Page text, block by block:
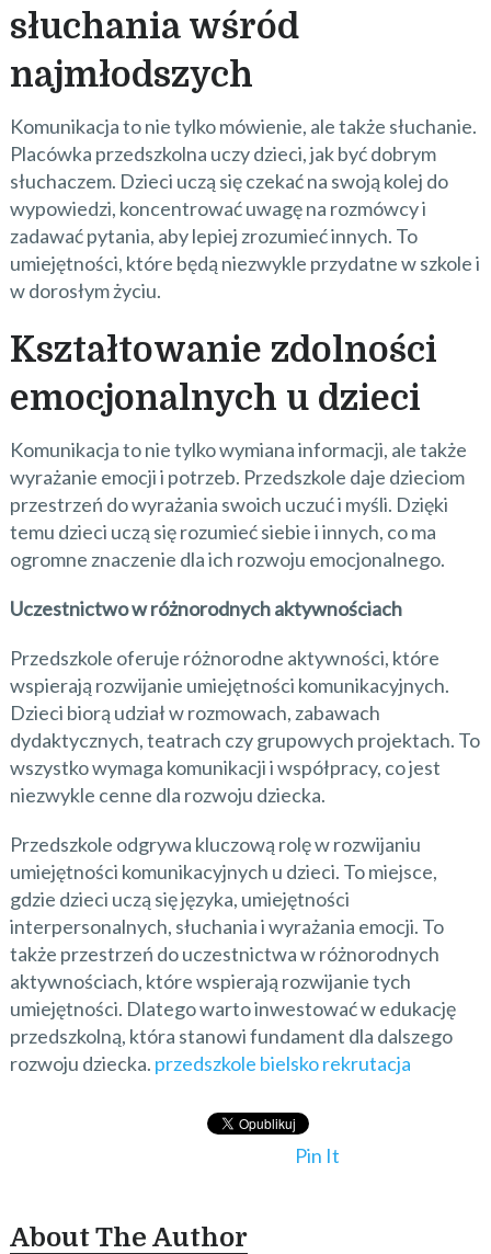
słuchania wśród
najmłodszych
Komunikacja to nie tylko mówienie, ale także słuchanie.
Placówka przedszkolna uczy dzieci, jak być dobrym
słuchaczem. Dzieci uczą się czekać na swoją kolej do
wypowiedzi, koncentrować uwagę na rozmówcy i
zadawać pytania, aby lepiej zrozumieć innych. To
umiejętności, które będą niezwykle przydatne w szkole i
w dorosłym życiu.
Kształtowanie zdolności
emocjonalnych u dzieci
Komunikacja to nie tylko wymiana informacji, ale także
wyrażanie emocji i potrzeb. Przedszkole daje dzieciom
przestrzeń do wyrażania swoich uczuć i myśli. Dzięki
temu dzieci uczą się rozumieć siebie i innych, co ma
ogromne znaczenie dla ich rozwoju emocjonalnego.
Uczestnictwo w różnorodnych aktywnościach
Przedszkole oferuje różnorodne aktywności, które
wspierają rozwijanie umiejętności komunikacyjnych.
Dzieci biorą udział w rozmowach, zabawach
dydaktycznych, teatrach czy grupowych projektach. To
wszystko wymaga komunikacji i współpracy, co jest
niezwykle cenne dla rozwoju dziecka.
Przedszkole odgrywa kluczową rolę w rozwijaniu
umiejętności komunikacyjnych u dzieci. To miejsce,
gdzie dzieci uczą się języka, umiejętności
interpersonalnych, słuchania i wyrażania emocji. To
także przestrzeń do uczestnictwa w różnorodnych
aktywnościach, które wspierają rozwijanie tych
umiejętności. Dlatego warto inwestować w edukację
przedszkolną, która stanowi fundament dla dalszego
rozwoju dziecka. przedszkole bielsko rekrutacja
Pin It
About The Author